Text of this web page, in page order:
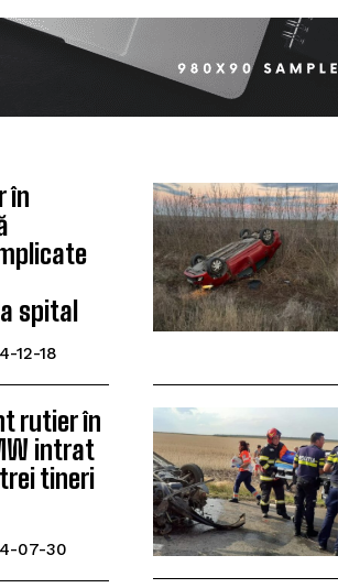
în
spital
12-18
rutier în
intrat
tineri
07-30